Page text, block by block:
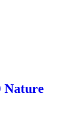
Nature